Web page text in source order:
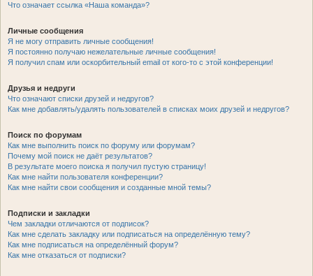
Что означает ссылка «Наша команда»?
Личные сообщения
Я не могу отправить личные сообщения!
Я постоянно получаю нежелательные личные сообщения!
Я получил спам или оскорбительный email от кого-то с этой конференции!
Друзья и недруги
Что означают списки друзей и недругов?
Как мне добавлять/удалять пользователей в списках моих друзей и недругов?
Поиск по форумам
Как мне выполнить поиск по форуму или форумам?
Почему мой поиск не даёт результатов?
В результате моего поиска я получил пустую страницу!
Как мне найти пользователя конференции?
Как мне найти свои сообщения и созданные мной темы?
Подписки и закладки
Чем закладки отличаются от подписок?
Как мне сделать закладку или подписаться на определённую тему?
Как мне подписаться на определённый форум?
Как мне отказаться от подписки?